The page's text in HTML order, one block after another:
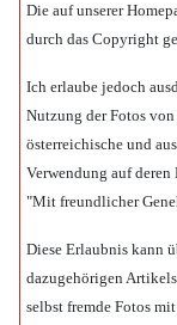
Die auf unserer
durch das Copyright
Ich erlaube jedoch
Nutzung der Fotos
österreichische und
Verwendung auf
"Mit freundlicher
Diese Erlaubnis kann
dazugehörigen
selbst fremde Fotos